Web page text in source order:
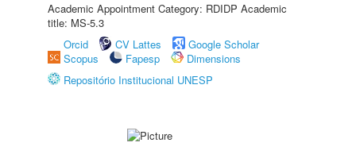
Academic Appointment Category: RDIDP Academic
title: MS-5.3
Orcid
CV Lattes
Google Scholar
Scopus
Fapesp
Dimensions
Repositório Institucional UNESP